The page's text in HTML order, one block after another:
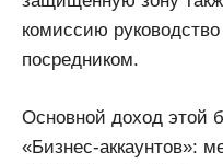
комиссию
посредником.
Основной доход этой
«Бизнес-аккаунтов»: